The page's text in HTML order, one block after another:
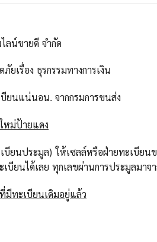
ลน์ขายดี จำกัด
เรื่อง ธุรกรรมทางการเงิน
ยนแน่นอน. จากกรมการขนส่ง
หม่ป้ายแดง
บียนประมูล) ให้เซลล์หรือฝ่ายทะเบีย
บียนได้เลย ทุกเลขผ่านการประมูลมา
มีทะเบียนเดิมอยู่แล้ว